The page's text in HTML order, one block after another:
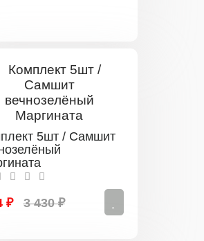
5шт / Самшит
₽ 3 430 ₽